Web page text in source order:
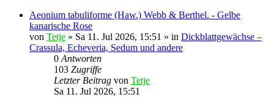
Aeonium tabuliforme (Haw.) Webb & Berthel. - Gelbe
kanarische Rose
von Tetje » Sa 11. Jul 2026, 15:51 » in Dickblattgewächse –
Crassula, Echeveria, Sedum und andere
0 Antworten
103 Zugriffe
Letzter Beitrag von Tetje
Sa 11. Jul 2026, 15:51